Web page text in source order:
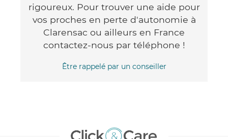
rigoureux. Pour trouver une aide pour
vos proches en perte d'autonomie à
Clarensac ou ailleurs en France
contactez-nous par téléphone !
Être rappelé par un conseiller